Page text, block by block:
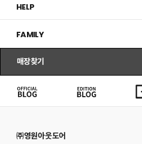
HELP
FAMILY
매장찾기
㈜영원아웃도어